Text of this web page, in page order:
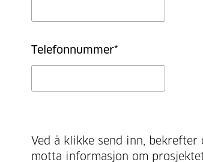
Telefonnummer*
Ved å klikke send inn,
motta informasjon om